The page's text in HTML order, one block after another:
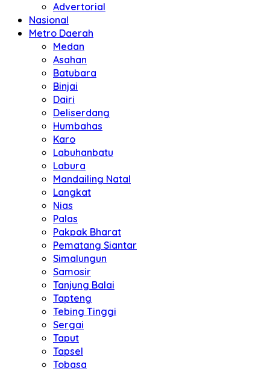
Advertorial
Nasional
Metro Daerah
Medan
Asahan
Batubara
Binjai
Dairi
Deliserdang
Humbahas
Karo
Labuhanbatu
Labura
Mandailing Natal
Langkat
Nias
Palas
Pakpak Bharat
Pematang Siantar
Simalungun
Samosir
Tanjung Balai
Tapteng
Tebing Tinggi
Sergai
Taput
Tapsel
Tobasa